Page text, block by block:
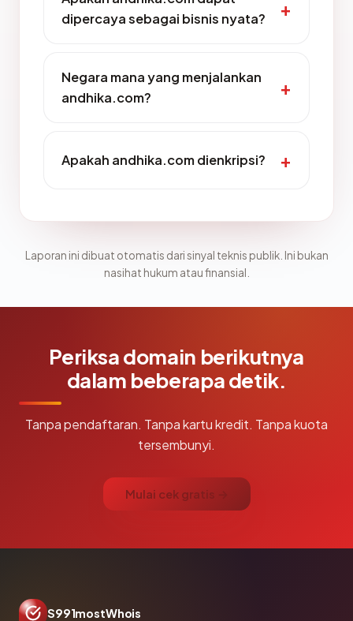
dipercaya sebagai bisnis nyata?
Negara mana yang menjalankan
andhika.com?
Apakah andhika.com dienkripsi?
Laporan ini dibuat otomatis dari sinyal teknis publik. Ini bukan
nasihat hukum atau finansial.
Periksa domain berikutnya
dalam beberapa detik.
Tanpa pendaftaran. Tanpa kartu kredit. Tanpa kuota
tersembunyi.
Mulai cek gratis →
S991mostWhois